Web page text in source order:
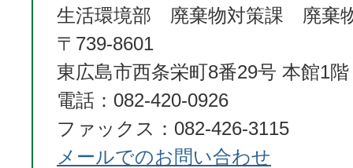
生活環境部 廃棄物対策課 廃棄
〒739-8601
東広島市西条栄町8番29号 本館1階
電話：082-420-0926
ファックス：082-426-3115
メールでのお問い合わせ